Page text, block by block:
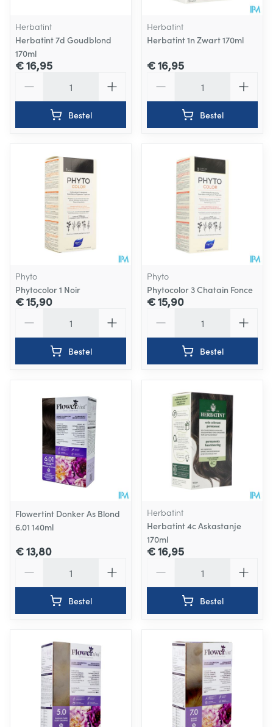
Herbatint
Herbatint 7d Goudblond
170ml
€ 16,95
Bestel
Herbatint
Herbatint 1n Zwart 170ml
€ 16,95
Bestel
Phyto
Phytocolor 1 Noir
€ 15,90
Bestel
Phyto
Phytocolor 3 Chatain Fonce
€ 15,90
Bestel
Flowertint Donker As Blond
6.01 140ml
€ 13,80
Bestel
Herbatint
Herbatint 4c Askastanje
170ml
€ 16,95
Bestel